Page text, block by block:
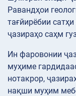
Равандҳои
тағйирёбии
ҷазираҳо саҳм
Ин фаровонии
муҳиме
нотакрор,
нақши муҳим